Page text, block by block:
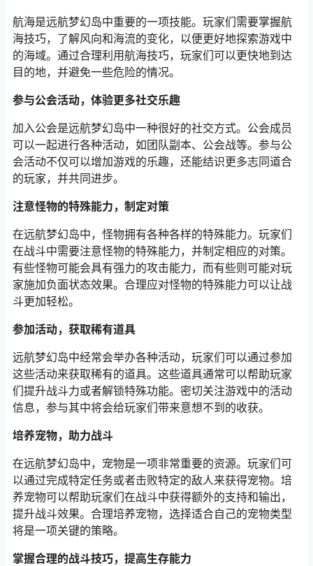
航海是远航梦幻岛中重要的一项技能。玩家们需要掌握航
海技巧，了解风向和海流的变化，以便更好地探索游戏中
的海域。通过合理利用航海技巧，玩家们可以更快地到达
目的地，并避免一些危险的情况。
参与公会活动，体验更多社交乐趣
加入公会是远航梦幻岛中一种很好的社交方式。公会成员
可以一起进行各种活动，如团队副本、公会战等。参与公
会活动不仅可以增加游戏的乐趣，还能结识更多志同道合
的玩家，并共同进步。
注意怪物的特殊能力，制定对策
在远航梦幻岛中，怪物拥有各种各样的特殊能力。玩家们
在战斗中需要注意怪物的特殊能力，并制定相应的对策。
有些怪物可能会具有强力的攻击能力，而有些则可能对玩
家施加负面状态效果。合理应对怪物的特殊能力可以让战
斗更加轻松。
参加活动，获取稀有道具
远航梦幻岛中经常会举办各种活动，玩家们可以通过参加
这些活动来获取稀有的道具。这些道具通常可以帮助玩家
们提升战斗力或者解锁特殊功能。密切关注游戏中的活动
信息，参与其中将会给玩家们带来意想不到的收获。
培养宠物，助力战斗
在远航梦幻岛中，宠物是一项非常重要的资源。玩家们可
以通过完成特定任务或者击败特定的敌人来获得宠物。培
养宠物可以帮助玩家们在战斗中获得额外的支持和输出，
提升战斗效果。合理培养宠物，选择适合自己的宠物类型
将是一项关键的策略。
掌握合理的战斗技巧，提高生存能力